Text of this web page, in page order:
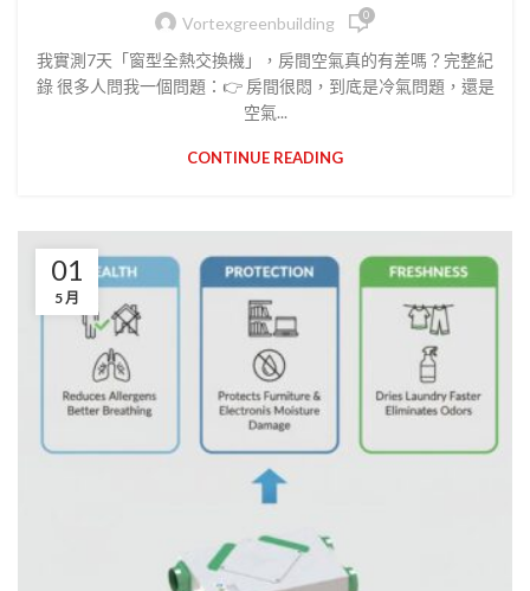
Vortexgreenbuilding 0
我實測7天「窗型全熱交換機」，房間空氣真的有差嗎？完整紀
錄 很多人問我一個問題：👉 房間很悶，到底是冷氣問題，還是
空氣...
CONTINUE READING
01
5 月